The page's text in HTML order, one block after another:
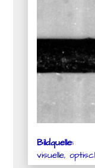
Bildquelle:
visuelle,